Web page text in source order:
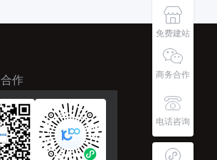
免费建站
商务合作
电话咨询
合作